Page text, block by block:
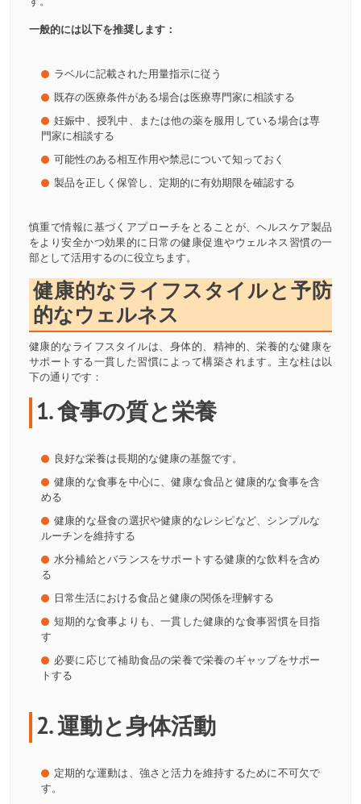
一般的には以下を推奨します：
ラベルに記載された用量指示に従う
既存の医療条件がある場合は医療専門家に相談する
妊娠中、授乳中、または他の薬を服用している場合は専
門家に相談する
可能性のある相互作用や禁忌について知っておく
製品を正しく保管し、定期的に有効期限を確認する
慎重で情報に基づくアプローチをとることが、ヘルスケア製品
をより安全かつ効果的に日常の健康促進やウェルネス習慣の一
部として活用するのに役立ちます。
健康的なライフスタイルと予防
的なウェルネス
健康的なライフスタイルは、身体的、精神的、栄養的な健康を
サポートする一貫した習慣によって構築されます。主な柱は以
下の通りです：
1. 食事の質と栄養
良好な栄養は長期的な健康の基盤です。
健康的な食事を中心に、健康な食品と健康的な食事を含
める
健康的な昼食の選択や健康的なレシピなど、シンプルな
ルーチンを維持する
水分補給とバランスをサポートする健康的な飲料を含め
る
日常生活における食品と健康の関係を理解する
短期的な食事よりも、一貫した健康的な食事習慣を目指
す
必要に応じて補助食品の栄養で栄養のギャップをサポー
トする
2. 運動と身体活動
定期的な運動は、強さと活力を維持するために不可欠で
す。